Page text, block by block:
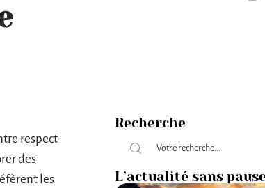
respect
des
les
Recherche
L’actualité sans pause